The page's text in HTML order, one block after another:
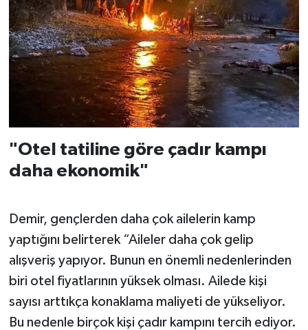
"Otel tatiline göre çadır kampı
daha ekonomik"
Demir, gençlerden daha çok ailelerin kamp
yaptığını belirterek “Aileler daha çok gelip
alışveriş yapıyor. Bunun en önemli nedenlerinden
biri otel fiyatlarının yüksek olması. Ailede kişi
sayısı arttıkça konaklama maliyeti de yükseliyor.
Bu nedenle birçok kişi çadır kampını tercih ediyor.